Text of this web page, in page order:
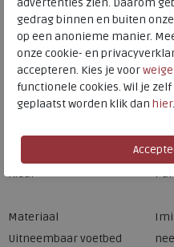
Merk
Kleur
Materiaal
Uitneembaar voetbed
nee
gedrag binnen en buiten
op een anonieme manier.
onze cookie- en
accepteren. Kies je voor
functionele cookies. Wil je
geplaatst worden klik dan hier.